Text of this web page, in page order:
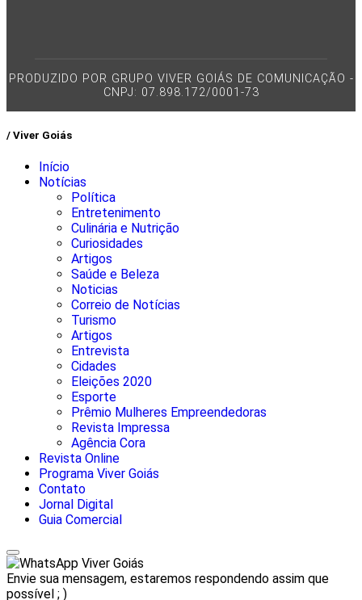
PRODUZIDO POR GRUPO VIVER GOIÁS DE COMUNICAÇÃO -
CNPJ: 07.898.172/0001-73
/ Viver Goiás
Início
Notícias
Política
Entretenimento
Culinária e Nutrição
Curiosidades
Artigos
Saúde e Beleza
Noticias
Correio de Notícias
Turismo
Artigos
Entrevista
Cidades
Eleições 2020
Esporte
Prêmio Mulheres Empreendedoras
Revista Impressa
Agência Cora
Revista Online
Programa Viver Goiás
Contato
Jornal Digital
Guia Comercial
Viver Goiás
Envie sua mensagem, estaremos respondendo assim que
possível ; )